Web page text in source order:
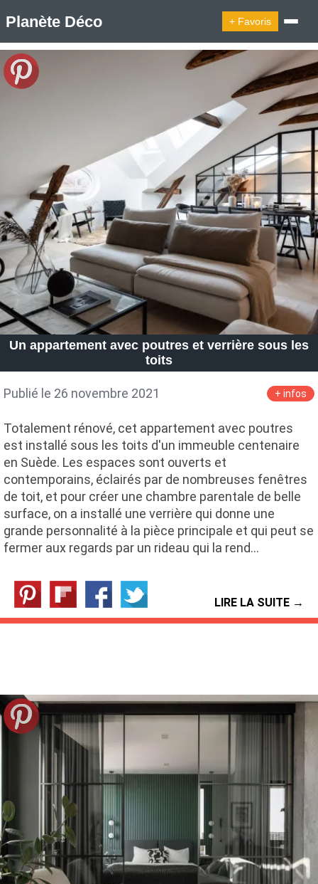
Planète Déco + Favoris
🔍︎ Rechercher
Belgique
Cabanes
Design Suédois En Quelques Photos
Idées Déco En 10 Photos
La Semaine Décoration Et Design
Maison En Ville
Méli-Mélo Suédois
Publi Reportage
Tendance
Interieurs Scandinaves
La Décoration Selon Votre Signe Astrologique
Les Trouvailles Déco Du Jour
Loft
Maison Appartement Écologique
Maison Container/container House
Maison D'hôtes
Maison Et Appartement Vintage
On Décode La Déco
Petite Surface
Piscine Question De Style
Renovation
Revue De Week End
Tiny House
Un appartement avec poutres et verrière sous les
toits
Publié le 26 novembre 2021 + infos
Totalement rénové, cet appartement avec poutres
est installé sous les toits d'un immeuble centenaire
en Suède. Les espaces sont ouverts et
contemporains, éclairés par de nombreuses fenêtres
de toit, et pour créer une chambre parentale de belle
surface, on a installé une verrière qui donne une
grande personnalité à la pièce principale et qui peut se
fermer aux regards par un rideau qui la rend…
LIRE LA SUITE →